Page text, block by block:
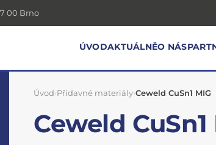
00 Brno
ÚVODAKTUÁLNĚO NÁS
Úvod›Přídavné materiály›Ceweld CuSn1 MIG
Ceweld CuSn1